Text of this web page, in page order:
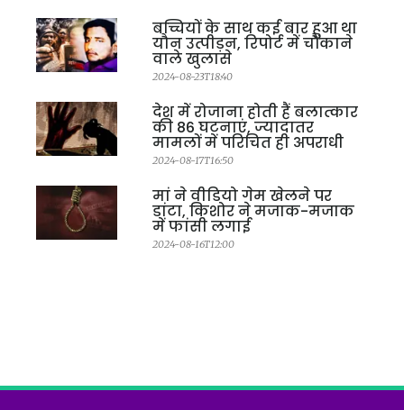
बच्चियों के साथ कई बार हुआ था
यौन उत्पीड़न, रिपोर्ट में चौंकाने
वाले खुलासे
2024-08-23T18:40
देश में रोजाना होती हैं बलात्कार
की 86 घटनाएं, ज्यादातर
मामलों में परिचित ही अपराधी
2024-08-17T16:50
मां ने वीडियो गेम खेलने पर
डांटा, किशोर ने मजाक-मजाक
में फांसी लगाई
2024-08-16T12:00